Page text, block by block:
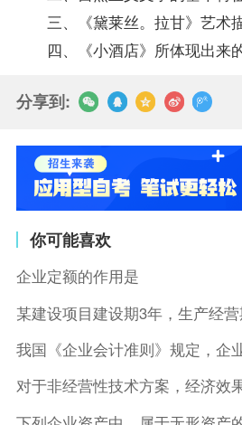
三、《黛莱丝。拉甘》艺术
四、《小酒店》所体现出来
分享到:
你可能喜欢
企业定额的作用是